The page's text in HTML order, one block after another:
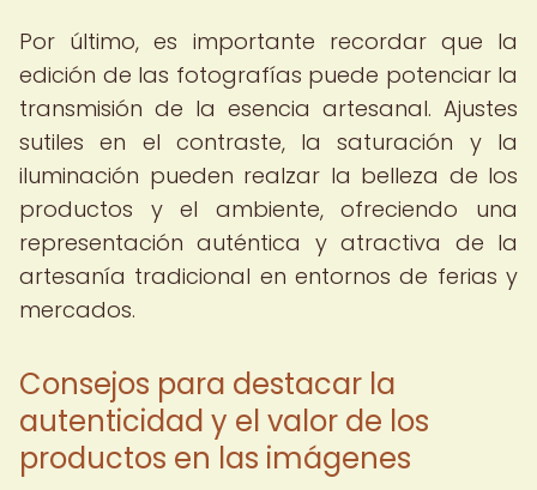
Por último, es importante recordar que la
edición de las fotografías puede potenciar la
transmisión de la esencia artesanal. Ajustes
sutiles en el contraste, la saturación y la
iluminación pueden realzar la belleza de los
productos y el ambiente, ofreciendo una
representación auténtica y atractiva de la
artesanía tradicional en entornos de ferias y
mercados.
Consejos para destacar la
autenticidad y el valor de los
productos en las imágenes